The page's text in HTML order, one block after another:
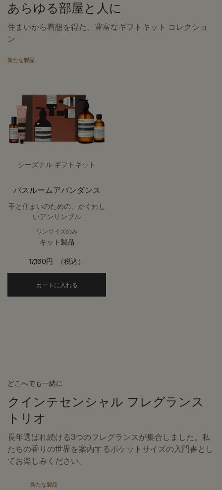
あらゆる部屋と人に
住まいから着想を得た、豊富なギフトキット コレクショ
ン
新たな製品
シーズナル ギフトキット
バスルームアバンダンス
手と住まいのための、かぐわし
いアンサンブル
ワンサイズのみ
キット製品
17,160円 （税込）
カートに入れる
どこへでも一緒に
クインテセンシャル フレグランス
トリオ
長年選ばれ続ける3つのフレグランスが集合しました。私
たちの香りの世界を案内するポケットサイズの入門書とし
てお楽しみください。
新たな製品